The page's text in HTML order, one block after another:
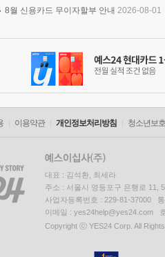
8월 신용카드 무이자할부 안내 2026-08-01
이용약관 개인정보처리방침 청소년보
대표 : 김석환, 최세라
주소 : 서울시 영등포구 은행로 11,
사업자등록번호 : 229-81-37000
이메일 : yes24help@yes24.com
Copyright ⓒ YES24 Corp. All